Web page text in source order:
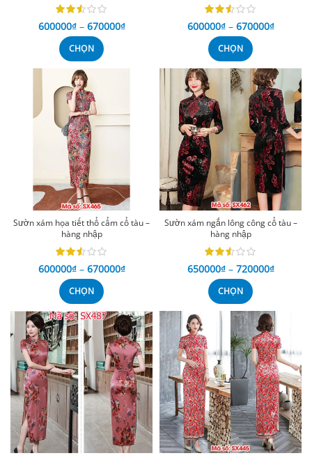
600000₫ – 670000₫
CHỌN
600000₫ – 670000₫
CHỌN
Sườn xám họa tiết thổ cẩm cổ tàu –
hàng nhập
600000₫ – 670000₫
CHỌN
Sườn xám ngắn lông công cổ tàu –
hàng nhập
650000₫ – 720000₫
CHỌN